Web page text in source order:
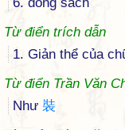
Từ điển trích dẫn
1. Giản thể của
Từ điển Trần Văn
Như 裝